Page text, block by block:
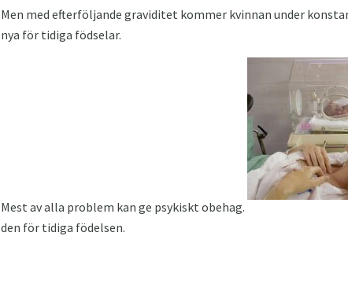
Men med efterföljande graviditet kommer kvinnan under
nya för tidiga födselar.
Mest av alla problem kan ge psykiskt obehag.
den för tidiga födelsen.